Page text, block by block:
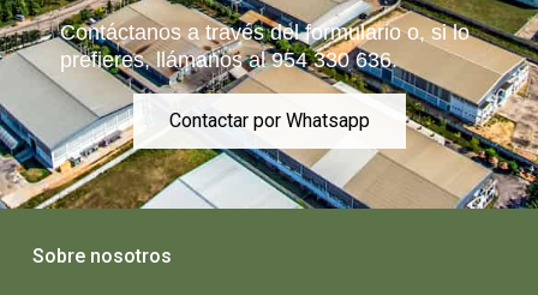
Contáctanos a través del formulario o, si lo
prefieres, llámanos al 954 330 636.
Contactar por Whatsapp
Sobre nosotros